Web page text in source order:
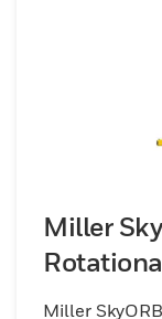
Miller
Miller